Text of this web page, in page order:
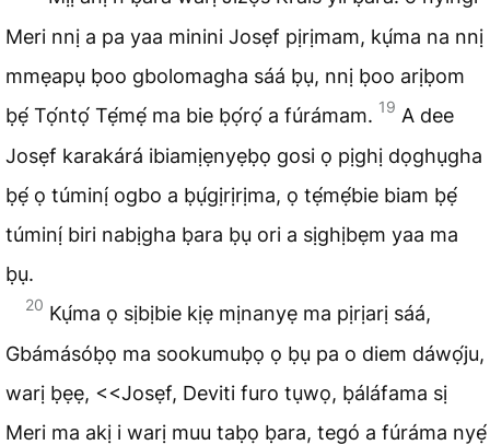
Meri nnị a pa yaa minini Josẹf pịrịmam, kụ́ma na nnị
mmẹapụ ḅoo gbolomagha sáá ḅụ, nnị ḅoo arịḅom
ḅẹ́ Tọ́ntọ́ Tẹ́mẹ́ ma bie ḅọ́rọ́ a fúrámam. 19 A dee
Josẹf karakárá ibiamịẹnyẹḅọ gosi ọ pịghị dọghụgha
ḅẹ́ ọ túminị́ ogbo a ḅụ́gịrịrịma, ọ tẹ́mẹ́bie biam ḅẹ́
túminị́ biri nabịgha ḅara ḅụ ori a sịghịbẹm yaa ma
ḅụ.
20 Kụ́ma ọ sịbịbie kịẹ mịnanyẹ ma pịrịarị sáá,
Gbámásóḅọ ma sookumuḅọ ọ ḅụ pa o diem dáwọ́ju,
warị ḅẹẹ, <<Josẹf, Deviti furo tụwọ, ḅáláfama sị
Meri ma akị i warị muu taḅọ ḅara, tegó a fúráma nyẹ́